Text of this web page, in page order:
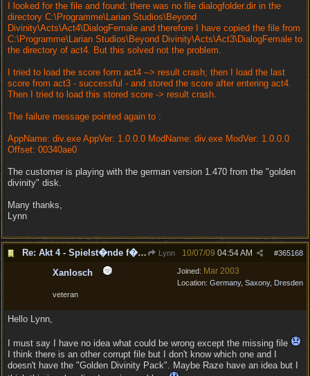
I looked for the file and found: there was no file dialogfolder.dir in the
directory C:\Programme\Larian Studios\Beyond
Divinity\Acts\Act4\DialogFemale and therefore I have copied the file from
C:\Programme\Larian Studios\Beyond Divinity\Acts\Act3\DialogFemale to
the directory of act4. But this solved not the problem.
I tried to load the score form act4 --> result crash; then I load the last
score from act3 - successful - and stored the score after entering act4.
Then I tried to load this stored score -> result crash.
The failure message pointed again to :
AppName: div.exe AppVer: 1.0.0.0 ModName: div.exe ModVer: 1.0.0.0
Offset: 00340ae0
The customer is playing with the german version 1.470 from the "golden
divinity" disk.
Many thanks,
Lynn
Re: Akt 4 - Spielst�nde f�hren zum Spielabsturz Lynn #365168
10/07/09 04:54 AM
Joined: Mar 2003
Location: Germany, Saxony, Dresden
Xanlosch
veteran
Hello Lynn,
I must say I have no idea what could be wrong except the missing file
I think there is an other corrupt file but I don't know which one and I
doesn't have the "Golden Divinity Pack". Maybe Raze have an idea but I